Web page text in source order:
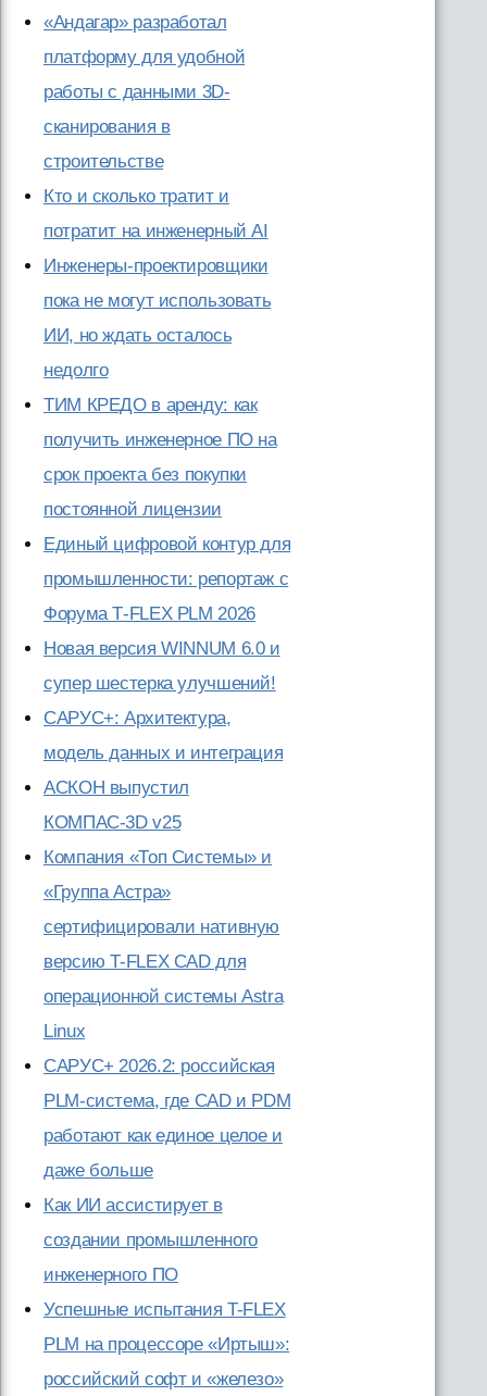
«Андагар» разработал
платформу для удобной
работы с данными 3D-
сканирования в
строительстве
Кто и сколько тратит и
потратит на инженерный AI
Инженеры-проектировщики
пока не могут использовать
ИИ, но ждать осталось
недолго
ТИМ КРЕДО в аренду: как
получить инженерное ПО на
срок проекта без покупки
постоянной лицензии
Единый цифровой контур для
промышленности: репортаж с
Форума T‑FLEX PLM 2026
Новая версия WINNUM 6.0 и
супер шестерка улучшений!
САРУС+: Архитектура,
модель данных и интеграция
АСКОН выпустил
КОМПАС-3D v25
Компания «Топ Системы» и
«Группа Астра»
сертифицировали нативную
версию T-FLEX CAD для
операционной системы Astra
Linux
САРУС+ 2026.2: российская
PLM-система, где CAD и PDM
работают как единое целое и
даже больше
Как ИИ ассистирует в
создании промышленного
инженерного ПО
Успешные испытания T-FLEX
PLM на процессоре «Иртыш»:
российский софт и «железо»